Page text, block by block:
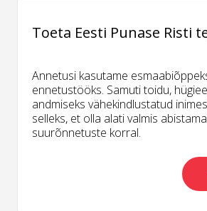
Toeta Eesti Punase Risti
Annetusi kasutame
ennetustööks. Samuti toidu,
andmiseks vähekindlustatud
selleks, et olla alati valmis
suurõnnetuste korral.